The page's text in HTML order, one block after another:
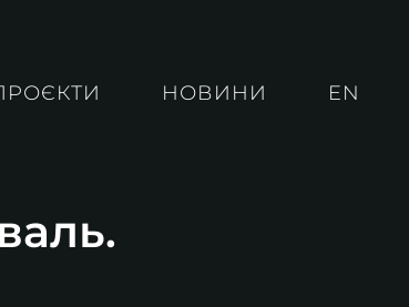
НОВИНИ EN